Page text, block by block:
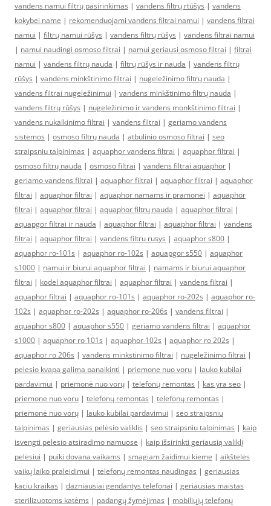
vandens namui filtrų pasirinkimas | vandens filtrų rtūšys | vandens
kokybei name | rekomenduojami vandens filtrai namui | vandens filtrai
namui | filtrų namui rūšys | vandens filtrų rūšys | vandens filtrai namui
| namui naudingi osmoso filtrai | namui geriausi osmoso filtrai | filtrai
namui | vandens filtrų nauda | filtrų rūšys ir nauda | vandens filtrų
rūšys | vandens minkštinimo filtrai | nugeležinimo filtrų nauda |
vandens filtrai nugeležinimui | vandens minkštinimo filtrų nauda |
vandens filtrų rūšys | nugeležinimo ir vandens monkštinimo filtrai |
vandens nukalkinimo filtrai | vandens filtrai | geriamo vandens
sistemos | osmoso filtrų nauda | atbulinio osmoso filtrai | seo
straipsniu talpinimas | aquaphor vandens filtrai | aquaphor filtrai |
osmoso filtrų nauda | osmoso filtrai | vandens filtrai aquaphor |
geriamo vandens filtrai | aquaphor filtrai | aquaphor filtrai | aquaphor
filtrai | aquaphor filtrai | aquaphor namams ir pramonei | aquaphor
filtrai | aquaphor filtrai | aquaphor filtrų nauda | aquaphor filtrai |
aquapgor filtrai ir nauda | aquaphor filtrai | aquaphor filtrai | vandens
filtrai | aquaphor filtrai | vandens filtru rusys | aquaphor s800 |
aquaphor ro-101s | aquaphor ro-102s | aquapgor s550 | aquaphor
s1000 | namui ir biurui aquaphor filtrai | namams ir biurui aquaphor
filtrai | kodel aquaphor filtrai | aquaphor filtrai | vandens filtrai |
aquaphor filtrai | aquaphor ro-101s | aquaphor ro-202s | aquaphor ro-
102s | aquaphor ro-202s | aquaphor ro-206s | vandens filtrai |
aquaphor s800 | aquaphor s550 | geriamo vandens filtrai | aquaphor
s1000 | aquaphor ro 101s | aquaphor 102s | aquaphor ro 202s |
aquaphor ro 206s | vandens minkstinimo filtrai | nugeležinimo filtrai |
pelesio kvapa galima panaikinti | priemone nuo voru | lauko kubilai
pardavimui | priemonė nuo vorų | telefonų remontas | kas yra seo |
priemone nuo voru | telefonų remontas | telefonų remontas |
priemonė nuo vorų | lauko kubilai pardavimui | seo straipsniu
talpinimas | geriausias pelėsio valiklis | seo straipsniu talpinimas | kaip
isvengti pelesio atsiradimo namuose | kaip išsirinkti geriausią valiklį
pelėsiui | puiki dovana vaikams | smagiam žaidimui kieme | aikštelės
vaikų laiko praleidimui | telefonų remontas naudingas | geriausias
kaciu kraikas | dazniausiai gendantys telefonai | geriausias maistas
sterilizuotoms katėms | padangų žymėjimas | mobiliųjų telefonų